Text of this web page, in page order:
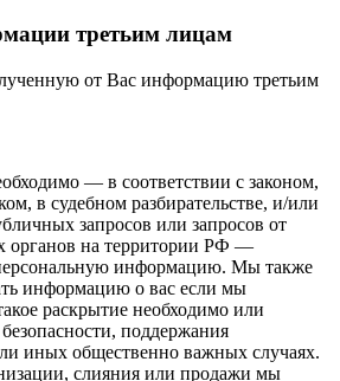
третьим лицам
от Вас информацию третьим
— в соответствии с законом,
в судебном разбирательстве, и/или
запросов или запросов от
органов на территории РФ —
информацию. Мы также
информацию о вас если мы
раскрытие необходимо или
поддержания
иных общественно важных случаях.
слияния или продажи мы